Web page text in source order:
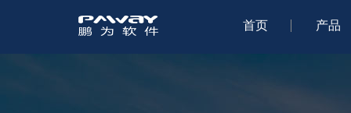
首页 产品